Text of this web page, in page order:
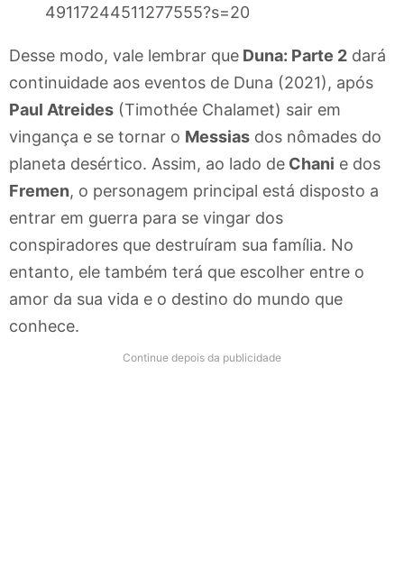
49117244511277555?s=20
Desse modo, vale lembrar que Duna: Parte 2 dará
continuidade aos eventos de Duna (2021), após
Paul Atreides (Timothée Chalamet) sair em
vingança e se tornar o Messias dos nômades do
planeta desértico. Assim, ao lado de Chani e dos
Fremen, o personagem principal está disposto a
entrar em guerra para se vingar dos
conspiradores que destruíram sua família. No
entanto, ele também terá que escolher entre o
amor da sua vida e o destino do mundo que
conhece.
Continue depois da publicidade